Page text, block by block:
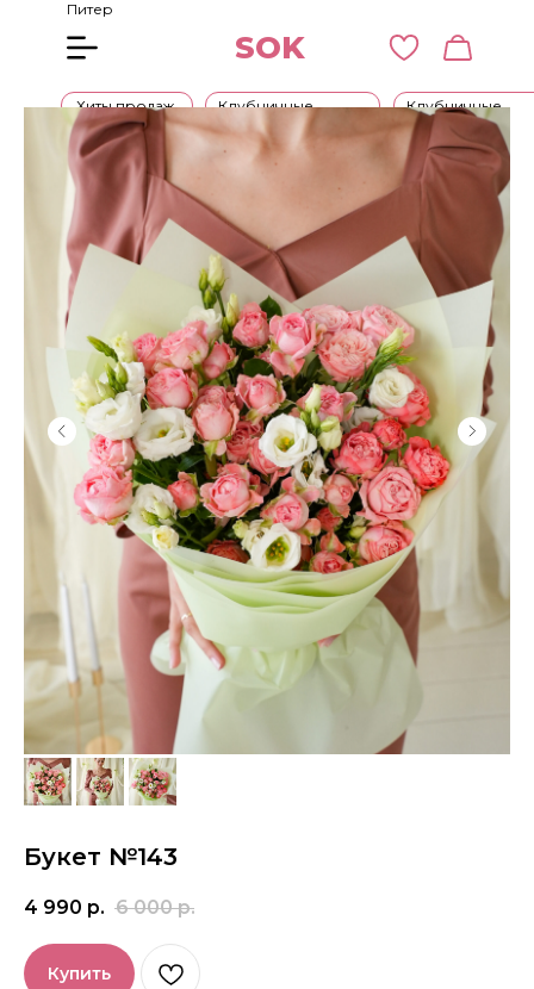
Питер
SOK
Клубничные
наборы
Клубничные
букеты
Хиты продаж
Букет №143
4 990 р. 6 000 р.
Купить